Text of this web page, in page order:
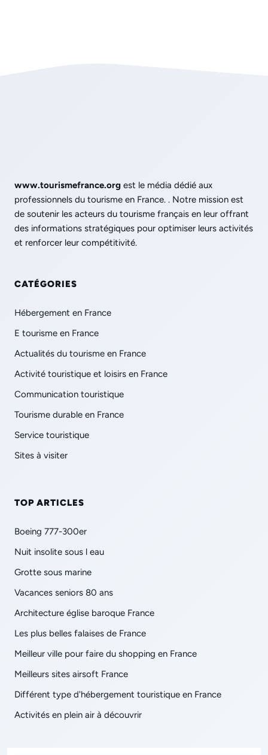
www.tourismefrance.org est le média dédié aux
professionnels du tourisme en France. . Notre mission est
de soutenir les acteurs du tourisme français en leur offrant
des informations stratégiques pour optimiser leurs activités
et renforcer leur compétitivité.
CATÉGORIES
Hébergement en France
E tourisme en France
Actualités du tourisme en France
Activité touristique et loisirs en France
Communication touristique
Tourisme durable en France
Service touristique
Sites à visiter
TOP ARTICLES
Boeing 777-300er
Nuit insolite sous l eau
Grotte sous marine
Vacances seniors 80 ans
Architecture église baroque France
Les plus belles falaises de France
Meilleur ville pour faire du shopping en France
Meilleurs sites airsoft France
Différent type d'hébergement touristique en France
Activités en plein air à découvrir